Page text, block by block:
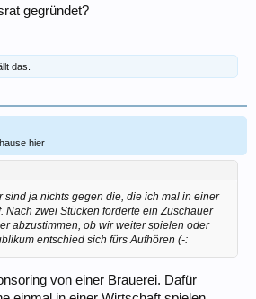
und beraten Euch gerne bei der
gehen. Die Geschäftsführung spielt die
eigenen Vorteil sorgt.“ Wie wahr!
gegründet?
das.
hier
sind ja nichts gegen die, die ich mal in einer
Nach zwei Stücken forderte ein Zuschauer
abzustimmen, ob wir weiter spielen oder
entschied sich fürs Aufhören (-:
von einer Brauerei. Dafür